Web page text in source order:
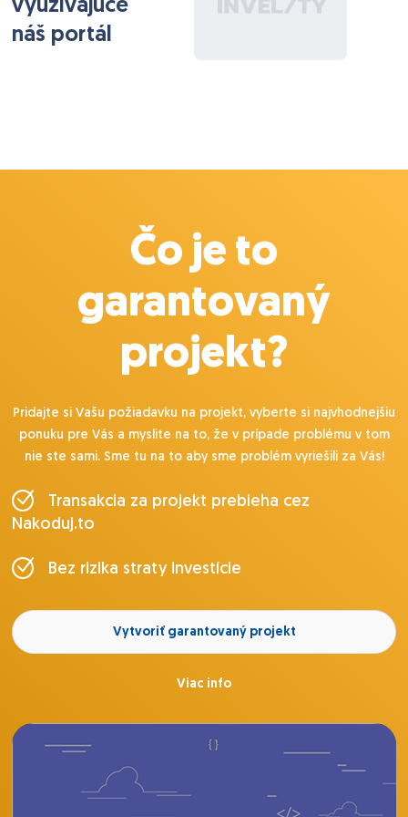
využívajúce
náš portál
Čo je to
garantovaný
projekt?
Pridajte si Vašu požiadavku na projekt, vyberte si najvhodnejšiu
ponuku pre Vás a myslite na to, že v prípade problému v tom
nie ste sami. Sme tu na to aby sme problém vyriešili za Vás!
Transakcia za projekt prebieha cez
Nakoduj.to
Bez rizika straty investície
Vytvoriť garantovaný projekt
Viac info